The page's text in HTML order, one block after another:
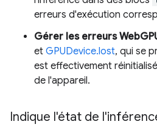
erreurs d'exécution
Gérer les erreurs
et GPUDevice.lost, qui se
est effectivement
de l'appareil.
Indique l'état de